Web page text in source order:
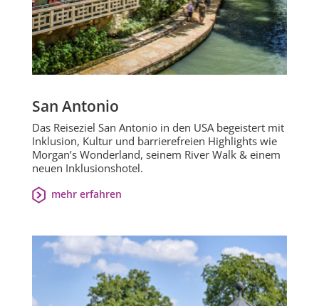
San Antonio
Das Reiseziel San Antonio in den USA begeistert mit
Inklusion, Kultur und barrierefreien Highlights wie
Morgan’s Wonderland, seinem River Walk & einem
neuen Inklusionshotel.
mehr erfahren